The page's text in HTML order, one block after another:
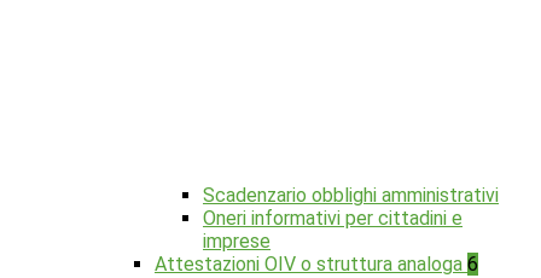
Scadenzario obblighi amministrativi
Oneri informativi per cittadini e
imprese
Attestazioni OIV o struttura analoga 6